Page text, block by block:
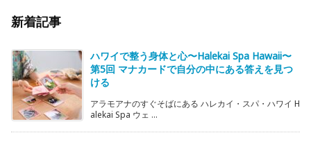
新着記事
ハワイで整う身体と心〜Halekai Spa Hawaii〜
第5回 マナカードで自分の中にある答えを見つ
ける
アラモアナのすぐそばにある ハレカイ・スパ・ハワイ H
alekai Spa ウェ ...